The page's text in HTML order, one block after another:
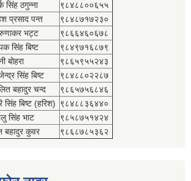
सिंह ठगुन्‍ना
९८४८८००६५५
प्रसाद पन्त
९८४८७१७२३०
भट्ट
९८६६४६०६७८
सिंह बिष्‍ट
९८४९७१६८७९
बोहरा
९८६५९५५२४३
सिंह बिष्‍ट
९८४८८०२२८७
बहादुर चन्द
९८६५७५६८४६
सिंह बिष्‍ट (हरिश) ९८४८८३६४४०
सिंह भाट
९८५८७५१४२४
बहादुर कुवर ९८६८७८५३६२